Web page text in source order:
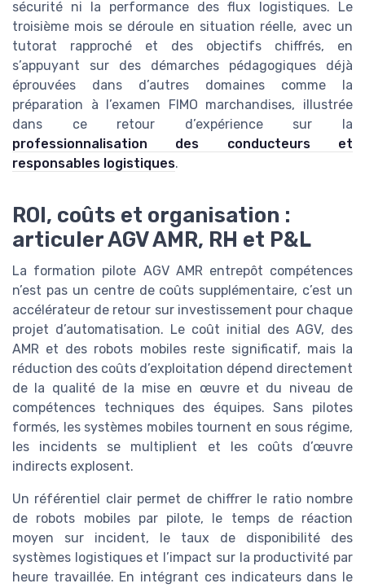
sécurité ni la performance des flux logistiques. Le
troisième mois se déroule en situation réelle, avec un
tutorat rapproché et des objectifs chiffrés, en
s’appuyant sur des démarches pédagogiques déjà
éprouvées dans d’autres domaines comme la
préparation à l’examen FIMO marchandises, illustrée
dans ce retour d’expérience sur la
professionnalisation des conducteurs et
responsables logistiques.
ROI, coûts et organisation :
articuler AGV AMR, RH et P&L
La formation pilote AGV AMR entrepôt compétences
n’est pas un centre de coûts supplémentaire, c’est un
accélérateur de retour sur investissement pour chaque
projet d’automatisation. Le coût initial des AGV, des
AMR et des robots mobiles reste significatif, mais la
réduction des coûts d’exploitation dépend directement
de la qualité de la mise en œuvre et du niveau de
compétences techniques des équipes. Sans pilotes
formés, les systèmes mobiles tournent en sous régime,
les incidents se multiplient et les coûts d’œuvre
indirects explosent.
Un référentiel clair permet de chiffrer le ratio nombre
de robots mobiles par pilote, le temps de réaction
moyen sur incident, le taux de disponibilité des
systèmes logistiques et l’impact sur la productivité par
heure travaillée. En intégrant ces indicateurs dans le